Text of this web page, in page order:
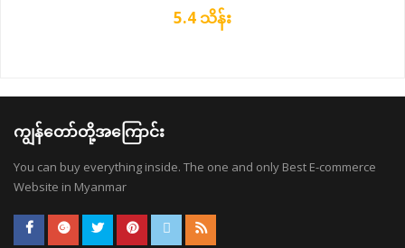
5.4 သိန်း
ကျွန်တော်တို့အကြောင်း
You can buy everything inside. The one and only Best E-commerce
Website in Myanmar